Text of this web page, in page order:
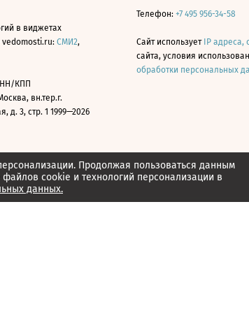
Продолжая пользоваться данным
cookie и технологий персонализации в
данных.
в виджетах
СМИ2,
КПП
вн.тер.г.
3, стр. 1 1999—2026
Телефон: +7 495 956-34-58
Сайт использует IP
сайта, условия
обработки персональных